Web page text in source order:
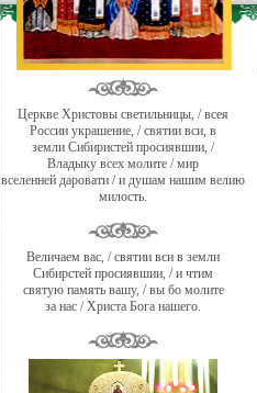
Церкве Христовы светильницы, / всея
России украшение, / святии вси, в
земли Сибиристей просиявшии, /
Владыку всех молите / мир
вселенней даровати / и душам нашим велию
милость.
Величаем вас, / святии вси в земли
Сибирстей просиявшии, / и чтим
святую память вашу, / вы бо молите
за нас / Христа Бога нашего.